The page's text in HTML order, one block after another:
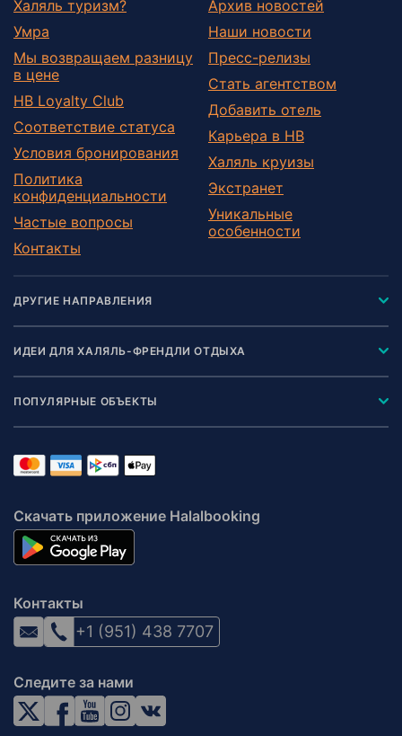
Халяль туризм?
Умра
Мы возвращаем разницу
в цене
HB Loyalty Club
Соответствие статуса
Условия бронирования
Политика
конфиденциальности
Частые вопросы
Контакты
Архив новостей
Наши новости
Пресс-релизы
Стать агентством
Добавить отель
Карьера в HB
Халяль круизы
Экстранет
Уникальные
особенности
ДРУГИЕ НАПРАВЛЕНИЯ
ИДЕИ ДЛЯ ХАЛЯЛЬ-ФРЕНДЛИ ОТДЫХА
ПОПУЛЯРНЫЕ ОБЪЕКТЫ
Скачать приложение Halalbooking
Контакты
+1 (951) 438 7707
Следите за нами